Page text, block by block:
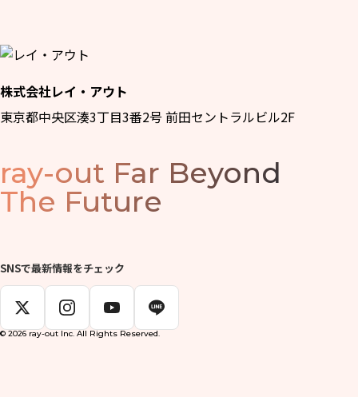
株式会社レイ・アウト
東京都中央区湊3丁目3番2号 前田セントラルビル2F
ray-out Far Beyond
The Future
SNSで最新情報をチェック
© 2026 ray-out Inc. All Rights Reserved.